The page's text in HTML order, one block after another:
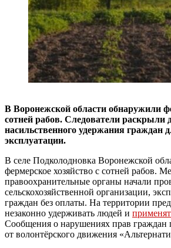
В Воронежской области обнаружили
сотней рабов. Следователи раскрыли
насильственного удержания граждан
эксплуатации.
В селе Подколодновка Воронежской
фермерское хозяйство с сотней рабов.
правоохранительные органы начали
сельскохозяйственной организации,
граждан без оплаты. На территории
незаконно удерживать людей и
Сообщения о нарушениях прав граждан
от волонтёрского движения